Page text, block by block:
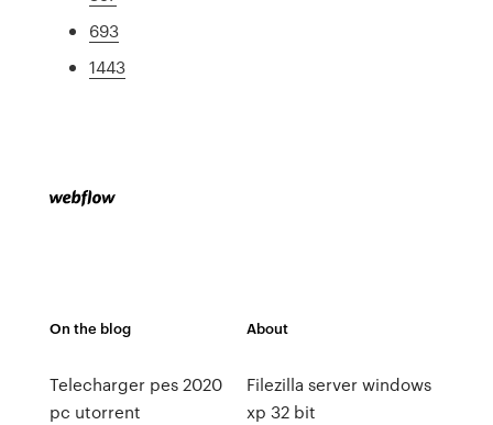
693
1443
On the blog
Telecharger pes 2020
pc utorrent
About
Filezilla server windows
xp 32 bit